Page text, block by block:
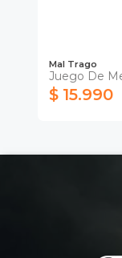
Mal Trago
Juego De
$ 15.990